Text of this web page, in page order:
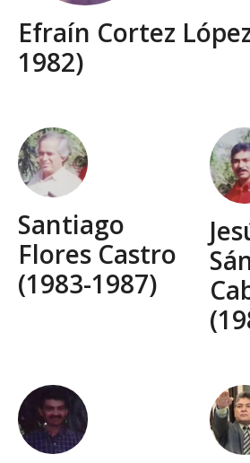
Efraín Cortez
1982)
Santiago
Flores Castro
(1983-1987)